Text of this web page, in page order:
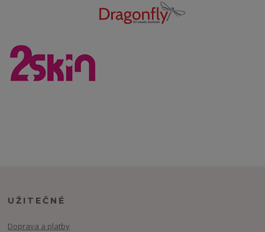
UŽITEČNÉ
Doprava a platby